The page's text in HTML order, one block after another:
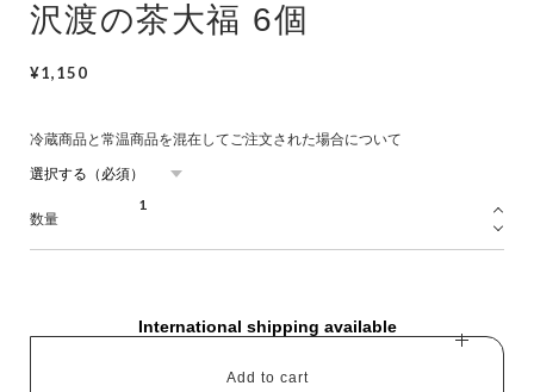
沢渡の茶大福 6個
¥1,150
冷蔵商品と常温商品を混在してご注文された場合について
数量
International shipping available
Add to cart